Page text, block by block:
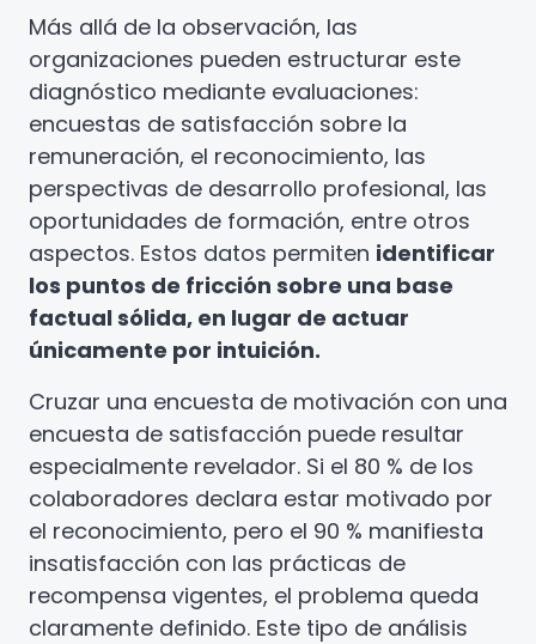
Más allá de la observación, las
organizaciones pueden estructurar este
diagnóstico mediante evaluaciones:
encuestas de satisfacción sobre la
remuneración, el reconocimiento, las
perspectivas de desarrollo profesional, las
oportunidades de formación, entre otros
aspectos. Estos datos permiten identificar
los puntos de fricción sobre una base
factual sólida, en lugar de actuar
únicamente por intuición.
Cruzar una encuesta de motivación con una
encuesta de satisfacción puede resultar
especialmente revelador. Si el 80 % de los
colaboradores declara estar motivado por
el reconocimiento, pero el 90 % manifiesta
insatisfacción con las prácticas de
recompensa vigentes, el problema queda
claramente definido. Este tipo de análisis